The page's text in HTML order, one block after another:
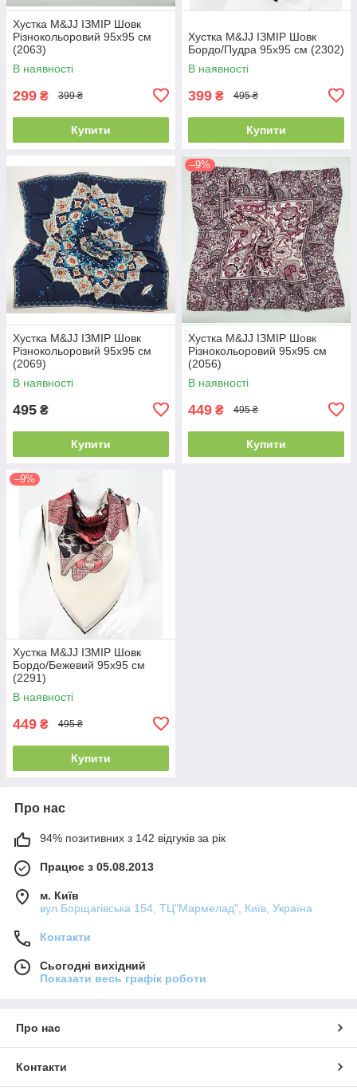
Хустка M&JJ ІЗМІР Шовк
Різнокольоровий 95х95 см
(2063)
В наявності
299 ₴ 399 ₴
Купити
Хустка M&JJ ІЗМІР Шовк
Бордо/Пудра 95х95 см (2302)
В наявності
399 ₴ 495 ₴
Купити
Хустка M&JJ ІЗМІР Шовк
Різнокольоровий 95х95 см
(2069)
В наявності
495 ₴
Купити
–9%
Хустка M&JJ ІЗМІР Шовк
Різнокольоровий 95х95 см
(2056)
В наявності
449 ₴ 495 ₴
Купити
–9%
Хустка M&JJ ІЗМІР Шовк
Бордо/Бежевий 95х95 см
(2291)
В наявності
449 ₴ 495 ₴
Купити
Про нас
94% позитивних з 142 відгуків за рік
Працює з 05.08.2013
м. Київ
вул.Борщагівська 154, ТЦ"Мармелад", Київ, Україна
Контакти
Сьогодні вихідний
Показати весь графік роботи
Про нас
Контакти